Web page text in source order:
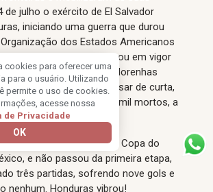
cookies para oferecer uma
para o usuário. Utilizando
permite o uso de cookies.
acesse nossa
de Privacidade
OK
de julho o exército de El Salvador
iniciando uma guerra que durou
dos Estados Americanos
o cessar fogo que entrou em vigor
e levou as tropas salvadorenhas
o território ocupado. Apesar de curta,
aproximadamente dois mil mortos, a
por civis.
El Salvador disputou a Copa do
e não passou da primeira etapa,
três partidas, sofrendo nove gols e
nenhum. Honduras vibrou!